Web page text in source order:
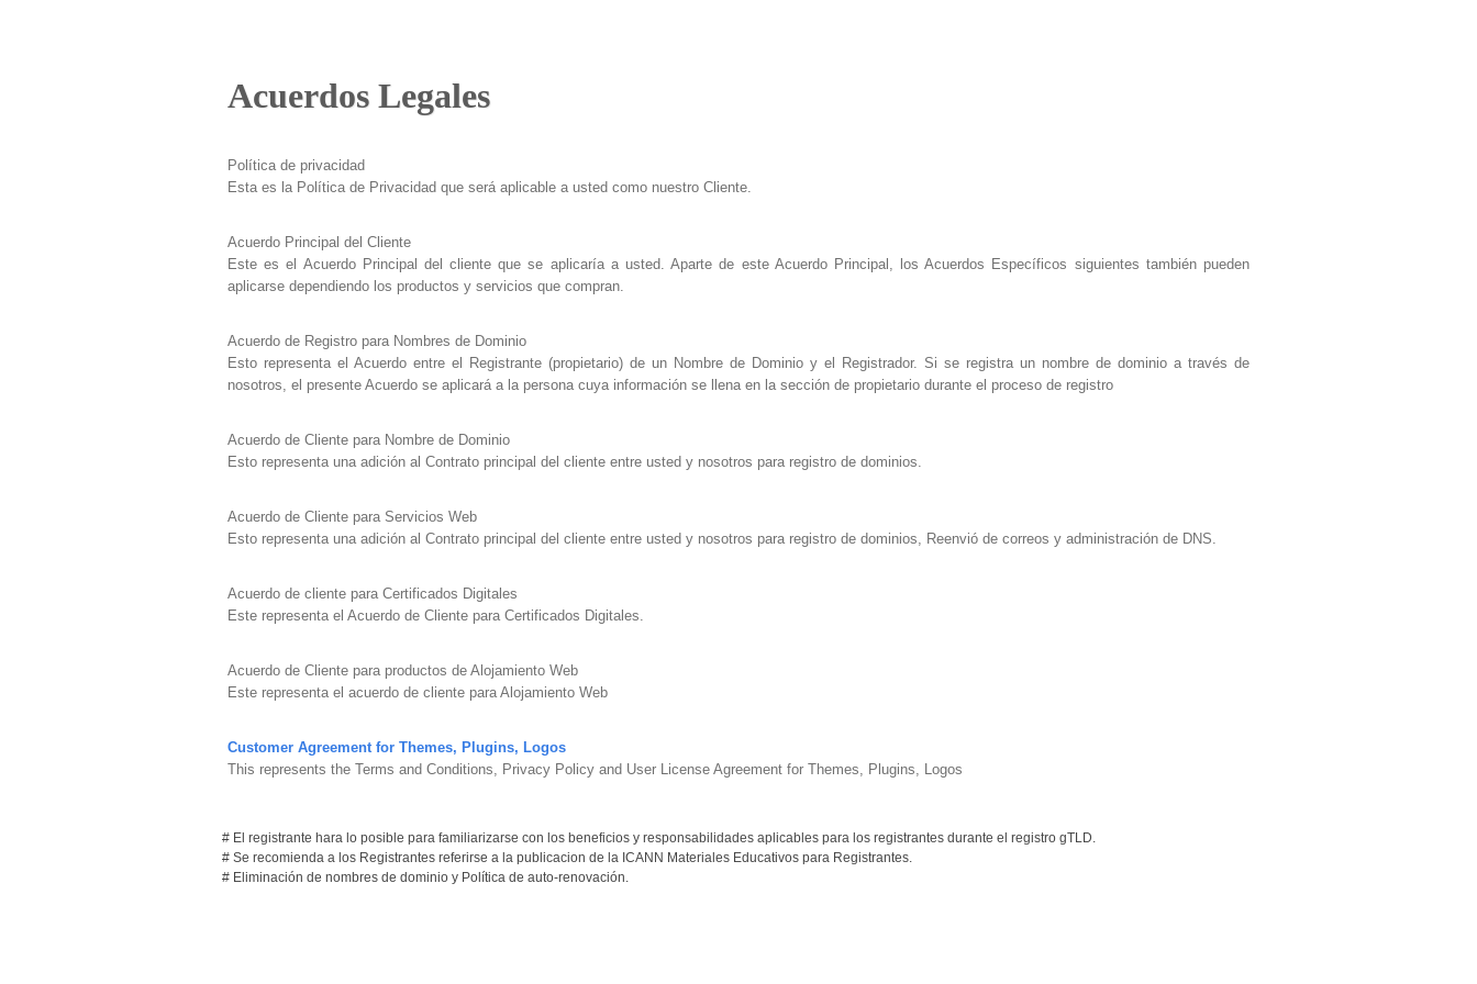
Acuerdos Legales
Política de privacidad
Esta es la Política de Privacidad que será aplicable a usted como nuestro Cliente.
Acuerdo Principal del Cliente
Este es el Acuerdo Principal del cliente que se aplicaría a usted. Aparte de este Acuerdo Principal, los Acuerdos Específicos siguientes también pueden
aplicarse dependiendo los productos y servicios que compran.
Acuerdo de Registro para Nombres de Dominio
Esto representa el Acuerdo entre el Registrante (propietario) de un Nombre de Dominio y el Registrador. Si se registra un nombre de dominio a través de
nosotros, el presente Acuerdo se aplicará a la persona cuya información se llena en la sección de propietario durante el proceso de registro
Acuerdo de Cliente para Nombre de Dominio
Esto representa una adición al Contrato principal del cliente entre usted y nosotros para registro de dominios.
Acuerdo de Cliente para Servicios Web
Esto representa una adición al Contrato principal del cliente entre usted y nosotros para registro de dominios, Reenvió de correos y administración de DNS.
Acuerdo de cliente para Certificados Digitales
Este representa el Acuerdo de Cliente para Certificados Digitales.
Acuerdo de Cliente para productos de Alojamiento Web
Este representa el acuerdo de cliente para Alojamiento Web
Customer Agreement for Themes, Plugins, Logos
This represents the Terms and Conditions, Privacy Policy and User License Agreement for Themes, Plugins, Logos
# El registrante hara lo posible para familiarizarse con los beneficios y responsabilidades aplicables para los registrantes durante el registro gTLD.
# Se recomienda a los Registrantes referirse a la publicacion de la ICANN Materiales Educativos para Registrantes.
# Eliminación de nombres de dominio y Política de auto-renovación.